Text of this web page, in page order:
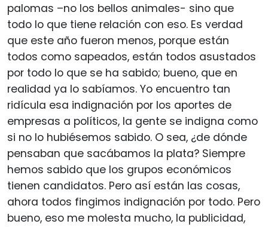
palomas –no los bellos animales- sino que
todo lo que tiene relación con eso. Es verdad
que este año fueron menos, porque están
todos como sapeados, están todos asustados
por todo lo que se ha sabido; bueno, que en
realidad ya lo sabíamos. Yo encuentro tan
ridícula esa indignación por los aportes de
empresas a políticos, la gente se indigna como
si no lo hubiésemos sabido. O sea, ¿de dónde
pensaban que sacábamos la plata? Siempre
hemos sabido que los grupos económicos
tienen candidatos. Pero así están las cosas,
ahora todos fingimos indignación por todo. Pero
bueno, eso me molesta mucho, la publicidad,